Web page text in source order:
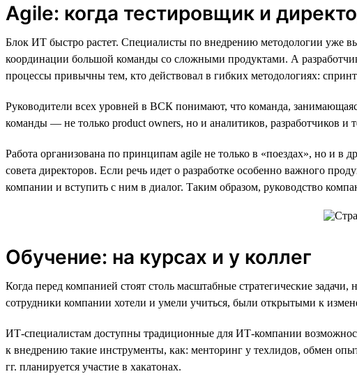
Agile: когда тестировщик и
Блок ИТ быстро растет. Специалисты по внедрению методологии уже
координации большой команды со сложными продуктами. А
процессы привычны тем, кто действовал в гибких методологиях:
Руководители всех уровней в ВСК понимают, что команда,
команды — не только product owners, но и аналитиков, разработчиков и
Работа организована по принципам agile не только в «поездах», но и
совета директоров. Если речь идет о разработке особенно важного
компании и вступить с ним в диалог. Таким образом, руководство
Обучение: на курсах и у коллег
Когда перед компанией стоят столь масштабные стратегические
сотрудники компании хотели и умели учиться, были открытыми к
ИТ-специалистам доступны традиционные для ИТ-компании
к внедрению такие инструменты, как: менторинг у техлидов, обмен
гг. планируется участие в хакатонах.